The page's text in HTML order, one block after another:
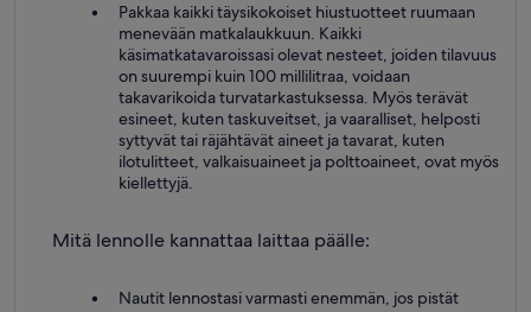
Pakkaa kaikki täysikokoiset hiustuotteet ruumaan
menevään matkalaukkuun. Kaikki
käsimatkatavaroissasi olevat nesteet, joiden tilavuus
on suurempi kuin 100 millilitraa, voidaan
takavarikoida turvatarkastuksessa. Myös terävät
esineet, kuten taskuveitset, ja vaaralliset, helposti
syttyvät tai räjähtävät aineet ja tavarat, kuten
ilotulitteet, valkaisuaineet ja polttoaineet, ovat myös
kiellettyjä.
Mitä lennolle kannattaa laittaa päälle:
Nautit lennostasi varmasti enemmän, jos pistät